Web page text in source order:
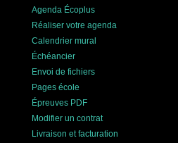
Agenda Écoplus
Réaliser votre agenda
Calendrier mural
Échéancier
Envoi de fichiers
Pages école
Épreuves PDF
Modifier un contrat
Livraison et facturation